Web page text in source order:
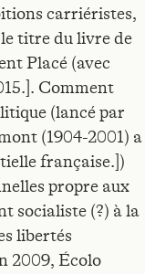
carriéristes,
titre du livre de
Placé (avec
Comment
(lancé par
(1904-2001) a
française.])
propre aux
socialiste (?) à la
libertés
2009, Écolo